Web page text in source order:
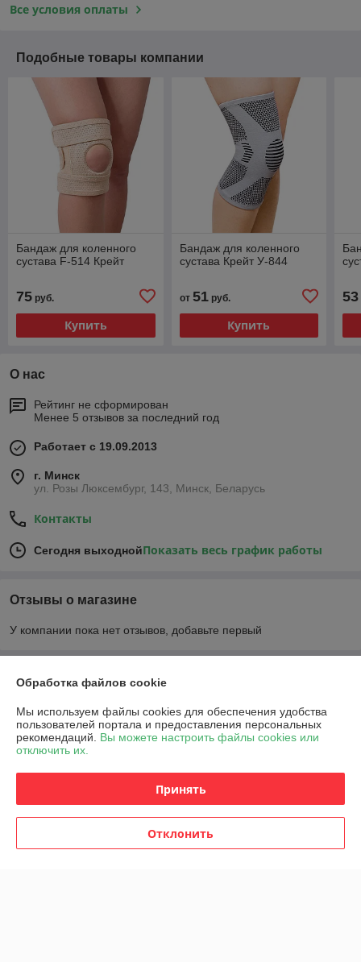
Все условия оплаты
Подобные товары компании
Бандаж для коленного
сустава F-514 Крейт
75 руб.
Купить
Бандаж для коленного
сустава Крейт У-844
от 51руб.
Купить
53
О нас
Рейтинг не сформирован
Менее 5 отзывов за последний год
Работает с 19.09.2013
г. Минск
ул. Розы Люксембург, 143, Минск, Беларусь
Контакты
Сегодня выходнойПоказать весь график работы
Отзывы о магазине
У компании пока нет отзывов, добавьте первый
О нас
Контакты
Доставка и оплата
Обработка файлов cookie
Мы используем файлы cookies для обеспечения удобства
пользователей портала и предоставления персональных
рекомендаций. Вы можете настроить файлы cookies или
отключить их.
Принять
Отклонить